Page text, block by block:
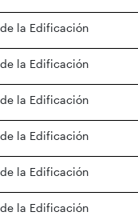
la Edificación
la Edificación
la Edificación
la Edificación
la Edificación
la Edificación